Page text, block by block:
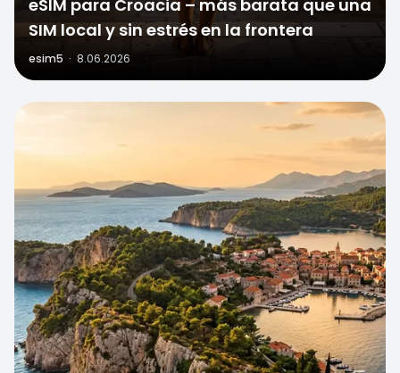
eSIM para Croacia – más barata que una
SIM local y sin estrés en la frontera
esim5 · 8.06.2026